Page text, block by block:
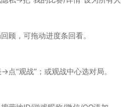
，可拖动进度条回看。
“观战”；或观战中心选对局。